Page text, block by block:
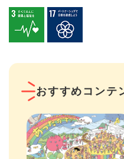
おすすめコンテ